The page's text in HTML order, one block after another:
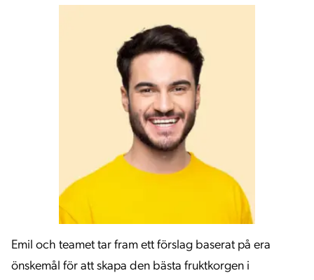
Emil och teamet tar fram ett förslag baserat på era
önskemål för att skapa den bästa fruktkorgen i